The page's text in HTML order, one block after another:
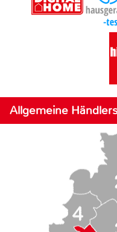
Allgemeine